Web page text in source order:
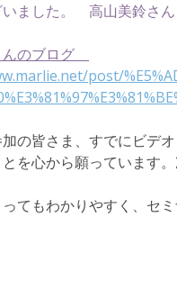
ました。　高山美鈴さん
んのブログ
post/
の皆さま、すでにビデ
を心から願っています
てもわかりやすく、セ